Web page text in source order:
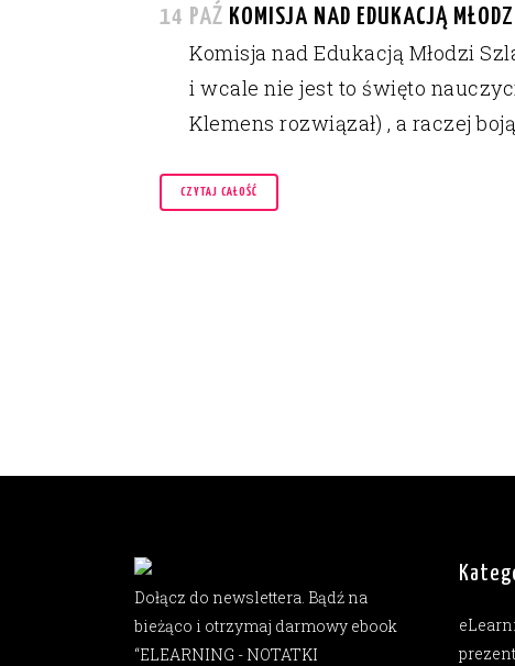
14 PAŹ KOMISJA NAD EDUKACJĄ
Komisja nad Edukacją Młodzi
i wcale nie jest to święto
Klemens rozwiązał) , a raczej
CZYTAJ CAŁOŚĆ
Dołącz do newslettera. Bądź na
bieżąco i otrzymaj darmowy ebook
“ELEARNING - NOTATKI